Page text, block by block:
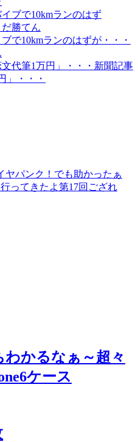
で10kmランのはずが・・・
新聞記事
」・・・
ヤパンク！でも助かったぁ
第17回ござれ
かるなぁ～超々
ケース